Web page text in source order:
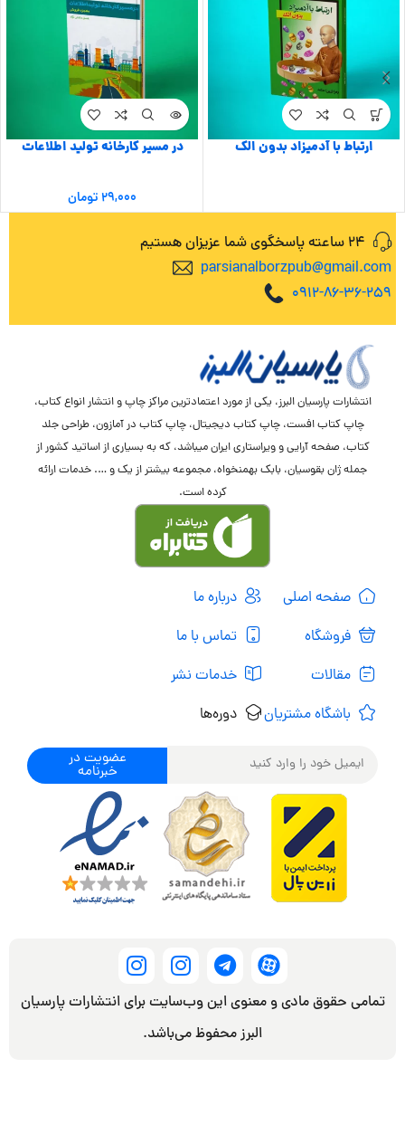
ارتباط با آدمیزاد بدون الک در مسیر کارخانه تولید اطلاعات
۲۹,۰۰۰تومان
24 ساعته پاسخگوی شما عزیزان هستیم
parsianalborzpub@gmail.com
0912-86-36-259
انتشارات پارسیان البرز، یکی از مورد اعتمادترین مراکز چاپ و انتشار انواع کتاب،
چاپ کتاب افست، چاپ کتاب دیجیتال، چاپ کتاب در آمازون، طراحی جلد
کتاب، صفحه آرایی و ویراستاری ایران میباشد، که به بسیاری از اساتید کشور از
جمله ژان بقوسیان، بابک بهمنخواه، مجموعه بیشتر از یک و …. خدمات ارائه
کرده است.
صفحه اصلی
فروشگاه
مقالات
باشگاه مشتریان
درباره ما
تماس با ما
خدمات نشر
دوره‌ها
عضویت در
خبرنامه
تمامی حقوق مادی و معنوی این وب‌سایت برای انتشارات پارسیان
البرز محفوظ می‌باشد.